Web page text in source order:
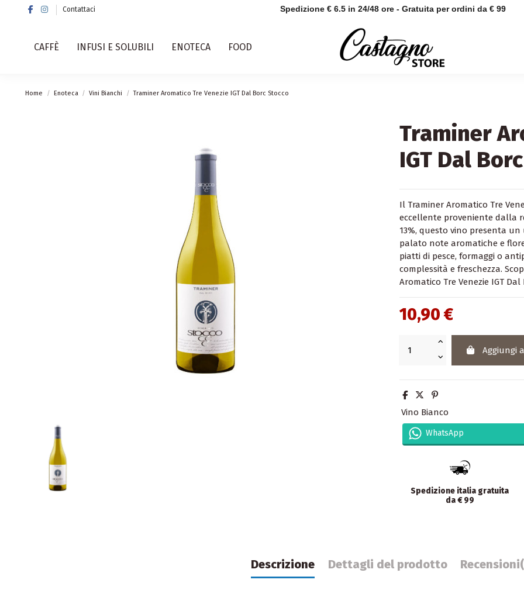
Contattaci Spedizione € 6.5 in 24/48 ore - Gratuita per ordini da € 99
CAFFÈ INFUSI E SOLUBILI ENOTECA FOOD
Home Enoteca Vini Bianchi Traminer Aromatico Tre Venezie IGT Dal Borc Stocco
Traminer
IGT Dal
Il Traminer Aromatico Tre
eccellente proveniente dalla
13%, questo vino presenta
palato note aromatiche e
piatti di pesce, formaggi o
complessità e freschezza.
Aromatico Tre Venezie IGT Dal
10,90 €
Aggiungi
Vino Bianco
WhatsApp
Spedizione italia gratuita
da € 99
Descrizione Dettagli del prodotto Recensioni